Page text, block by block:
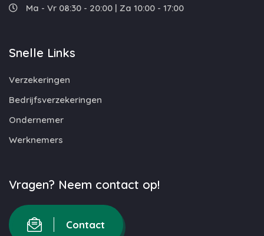
Ma - Vr 08:30 - 20:00 | Za 10:00 - 17:00
Snelle Links
Verzekeringen
Bedrijfsverzekeringen
Ondernemer
Werknemers
Vragen? Neem contact op!
Contact